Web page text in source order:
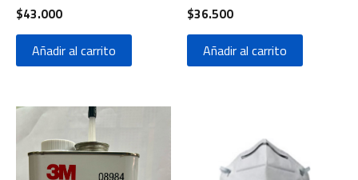
$43.000
Añadir al carrito
$36.500
Añadir al carrito